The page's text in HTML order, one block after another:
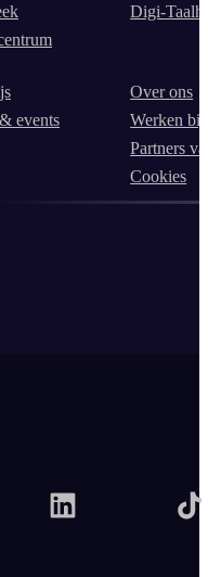
Digi-
events
Over ons
Werken
Partners
Cookies